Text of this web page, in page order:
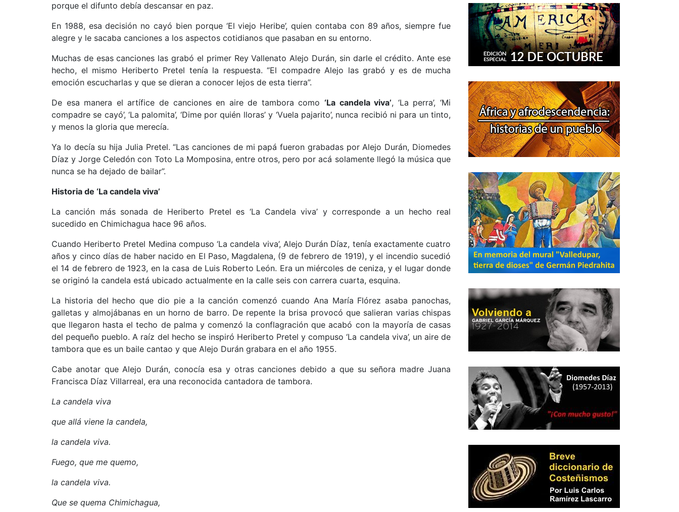
porque el difunto debía descansar en paz.
En 1988, esa decisión no cayó bien porque ‘El viejo Heribe’, quien contaba con 89 años, siempre fue
alegre y le sacaba canciones a los aspectos cotidianos que pasaban en su entorno.
Muchas de esas canciones las grabó el primer Rey Vallenato Alejo Durán, sin darle el crédito. Ante ese
hecho, el mismo Heriberto Pretel tenía la respuesta. “El compadre Alejo las grabó y es de mucha
emoción escucharlas y que se dieran a conocer lejos de esta tierra”.
De esa manera el artífice de canciones en aire de tambora como‘La candela viva’, ‘La perra’, ‘Mi
compadre se cayó’, ‘La palomita’, ‘Dime por quién lloras’ y ‘Vuela pajarito’, nunca recibió ni para un tinto,
y menos la gloria que merecía.
Ya lo decía su hija Julia Pretel. “Las canciones de mi papá fueron grabadas por Alejo Durán, Diomedes
Díaz y Jorge Celedón con Toto La Momposina, entre otros, pero por acá solamente llegó la música que
nunca se ha dejado de bailar”.
Historia de ‘La candela viva’
La canción más sonada de Heriberto Pretel es ‘La Candela viva’ y corresponde a un hecho real
sucedido en Chimichagua hace 96 años.
Cuando Heriberto Pretel Medina compuso ‘La candela viva’, Alejo Durán Díaz, tenía exactamente cuatro
años y cinco días de haber nacido en El Paso, Magdalena, (9 de febrero de 1919), y el incendio sucedió
el 14 de febrero de 1923, en la casa de Luis Roberto León. Era un miércoles de ceniza, y el lugar donde
se originó la candela está ubicado actualmente en la calle seis con carrera cuarta, esquina.
La historia del hecho que dio pie a la canción comenzó cuando Ana María Flórez asaba panochas,
galletas y almojábanas en un horno de barro. De repente la brisa provocó que salieran varias chispas
que llegaron hasta el techo de palma y comenzó la conflagración que acabó con la mayoría de casas
del pequeño pueblo. A raíz del hecho se inspiró Heriberto Pretel y compuso ‘La candela viva’, un aire de
tambora que es un baile cantao y que Alejo Durán grabara en el año 1955.
Cabe anotar que Alejo Durán, conocía esa y otras canciones debido a que su señora madre Juana
Francisca Díaz Villarreal, era una reconocida cantadora de tambora.
La candela viva
que allá viene la candela,
la candela viva.
Fuego, que me quemo,
la candela viva.
Que se quema Chimichagua,